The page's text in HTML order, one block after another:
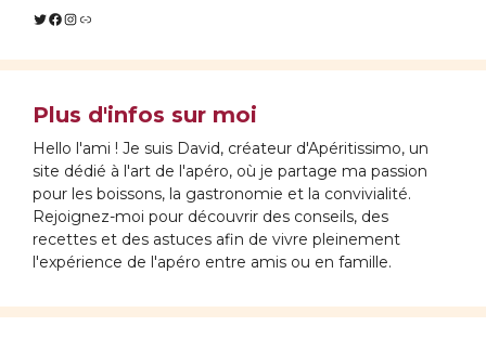
Twitter
Facebook
Instagram
Lien
Plus d'infos sur moi
Hello l'ami ! Je suis David, créateur d'Apéritissimo, un
site dédié à l'art de l'apéro, où je partage ma passion
pour les boissons, la gastronomie et la convivialité.
Rejoignez-moi pour découvrir des conseils, des
recettes et des astuces afin de vivre pleinement
l'expérience de l'apéro entre amis ou en famille.